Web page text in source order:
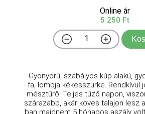
Online ár
5 250 Ft
Gyönyörű, szabályos kúp alakú,
fa, lombja kékesszürke. Rendkívül
mésztűrő. Teljes tűző napon,
szárazabb, akár köves talajon lesz
ban majdnem 5 hónapos aszály